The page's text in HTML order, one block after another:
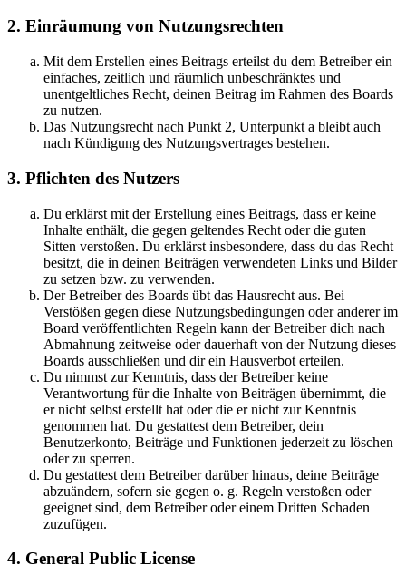
2. Einräumung von Nutzungsrechten
Mit dem Erstellen eines Beitrags erteilst du dem Betreiber ein
einfaches, zeitlich und räumlich unbeschränktes und
unentgeltliches Recht, deinen Beitrag im Rahmen des Boards
zu nutzen.
Das Nutzungsrecht nach Punkt 2, Unterpunkt a bleibt auch
nach Kündigung des Nutzungsvertrages bestehen.
3. Pflichten des Nutzers
Du erklärst mit der Erstellung eines Beitrags, dass er keine
Inhalte enthält, die gegen geltendes Recht oder die guten
Sitten verstoßen. Du erklärst insbesondere, dass du das Recht
besitzt, die in deinen Beiträgen verwendeten Links und Bilder
zu setzen bzw. zu verwenden.
Der Betreiber des Boards übt das Hausrecht aus. Bei
Verstößen gegen diese Nutzungsbedingungen oder anderer im
Board veröffentlichten Regeln kann der Betreiber dich nach
Abmahnung zeitweise oder dauerhaft von der Nutzung dieses
Boards ausschließen und dir ein Hausverbot erteilen.
Du nimmst zur Kenntnis, dass der Betreiber keine
Verantwortung für die Inhalte von Beiträgen übernimmt, die
er nicht selbst erstellt hat oder die er nicht zur Kenntnis
genommen hat. Du gestattest dem Betreiber, dein
Benutzerkonto, Beiträge und Funktionen jederzeit zu löschen
oder zu sperren.
Du gestattest dem Betreiber darüber hinaus, deine Beiträge
abzuändern, sofern sie gegen o. g. Regeln verstoßen oder
geeignet sind, dem Betreiber oder einem Dritten Schaden
zuzufügen.
4. General Public License